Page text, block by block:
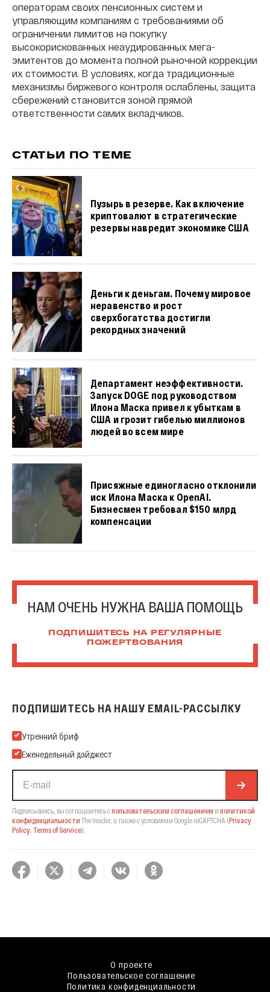
операторам своих пенсионных систем и
управляющим компаниям с требованиями об
ограничении лимитов на покупку
высокорискованных неаудированных мега-
эмитентов до момента полной рыночной коррекции
их стоимости. В условиях, когда традиционные
механизмы биржевого контроля ослаблены, защита
сбережений становится зоной прямой
ответственности самих вкладчиков.
СТАТЬИ ПО ТЕМЕ
Пузырь в резерве. Как включение
криптовалют в стратегические
резервы навредит экономике США
Деньги к деньгам. Почему мировое
неравенство и рост
сверхбогатства достигли
рекордных значений
Департамент неэффективности.
Запуск DOGE под руководством
Илона Маска привел к убыткам в
США и грозит гибелью миллионов
людей во всем мире
Присяжные единогласно отклонили
иск Илона Маска к OpenAI.
Бизнесмен требовал $150 млрд
компенсации
НАМ ОЧЕНЬ НУЖНА ВАША ПОМОЩЬ
ПОДПИШИТЕСЬ НА РЕГУЛЯРНЫЕ
ПОЖЕРТВОВАНИЯ
ПОДПИШИТЕСЬ НА НАШУ EMAIL-РАССЫЛКУ
Подпишитесь на нашу Email-рассылку
Утренний бриф
Еженедельный дайджест
Подписываясь, вы соглашаетесь спользовательским соглашением и политикой
конфиденциальности The Insider, а также с условиями Google reCAPTCHA (Privacy
Policy Terms of Service).
О проекте
Пользовательское соглашение
Политика конфиденциальности